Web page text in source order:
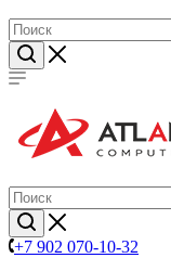
+7 902 070-10-32